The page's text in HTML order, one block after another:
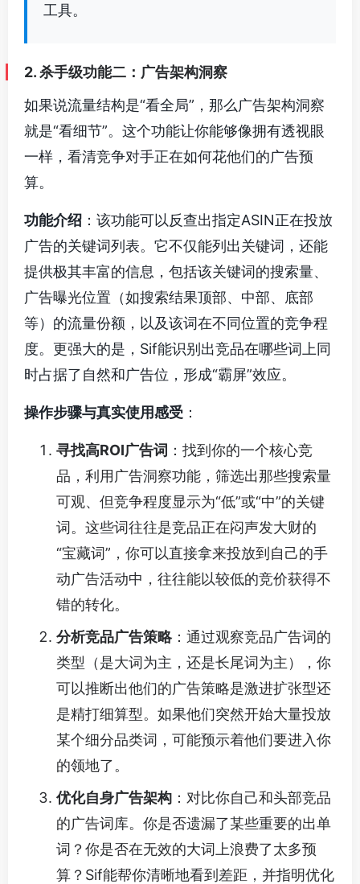
工具。
2. 杀手级功能二：广告架构洞察
如果说流量结构是“看全局”，那么广告架构洞察
就是“看细节”。这个功能让你能够像拥有透视眼
一样，看清竞争对手正在如何花他们的广告预
算。
功能介绍 ：该功能可以反查出指定ASIN正在投放
广告的关键词列表。它不仅能列出关键词，还能
提供极其丰富的信息，包括该关键词的搜索量、
广告曝光位置（如搜索结果顶部、中部、底部
等）的流量份额，以及该词在不同位置的竞争程
度。更强大的是，Sif能识别出竞品在哪些词上同
时占据了自然和广告位，形成“霸屏”效应。
操作步骤与真实使用感受 ：
寻找高ROI广告词 ：找到你的一个核心竞
品，利用广告洞察功能，筛选出那些搜索量
可观、但竞争程度显示为“低”或“中”的关键
词。这些词往往是竞品正在闷声发大财的
“宝藏词”，你可以直接拿来投放到自己的手
动广告活动中，往往能以较低的竞价获得不
错的转化。
分析竞品广告策略 ：通过观察竞品广告词的
类型（是大词为主，还是长尾词为主），你
可以推断出他们的广告策略是激进扩张型还
是精打细算型。如果他们突然开始大量投放
某个细分品类词，可能预示着他们要进入你
的领地了。
优化自身广告架构 ：对比你自己和头部竞品
的广告词库。你是否遗漏了某些重要的出单
词？你是否在无效的大词上浪费了太多预
算？Sif能帮你清晰地看到差距，并指明优化